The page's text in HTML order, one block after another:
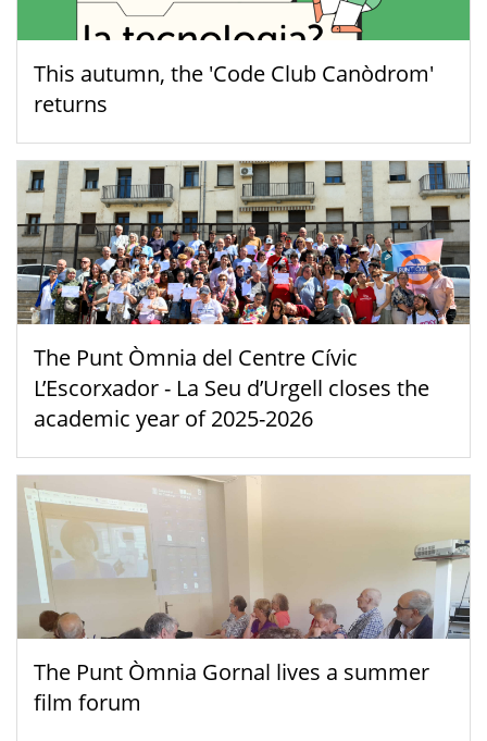
This autumn, the 'Code Club Canòdrom'
returns
The Punt Òmnia del Centre Cívic
L’Escorxador - La Seu d’Urgell closes the
academic year of 2025-2026
The Punt Òmnia Gornal lives a summer
film forum